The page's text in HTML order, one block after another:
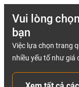
Vui lòng
bạn
Việc lựa chọn trang
nhiều yếu tố như giá